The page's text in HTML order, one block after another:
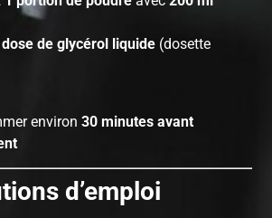
dose de glycérol liquide (dosette
environ30 minutes avant
d’emploi